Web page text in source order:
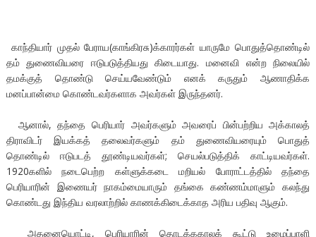
காந்தியார் முதல் பேராய(காங்கிரசு)க்காரர்கள் யாருமே பொதுத்தொண்டில்
தம் துணைவியரை ஈடுபடுத்தியது கிடையாது. மனைவி என்ற நிலையில்
தமக்குத் தொண்டு செய்யவேண்டும் எனக் கருதும் ஆணாதிக்க
மனப்பான்மை கொண்டவர்களாக அவர்கள் இருந்தனர்.
ஆனால், தந்தை பெரியார் அவர்களும் அவரைப் பின்பற்றிய அக்காலத்
திராவிடர் இயக்கத் தலைவர்களும் தம் துணைவியரையும் பொதுத்
தொண்டில் ஈடுபடத் தூண்டியவர்கள்; செயல்படுத்திக் காட்டியவர்கள்.
1920களில் நடைபெற்ற கள்ளுக்கடை மறியல் போராட்டத்தில் தந்தை
பெரியாரின் இணையர் நாகம்மையாரும் தங்கை கண்ணம்மாளும் கலந்து
கொண்டது இந்திய வரலாற்றில் காணக்கிடைக்காத அரிய பதிவு ஆகும்.
அதனையொட்டி, பெரியாரின் தொடக்ககாலக் கூட்டு உழைப்பாளி